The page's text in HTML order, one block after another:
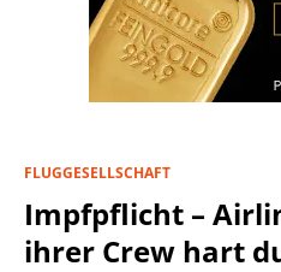
FLUGGESELLSCHAFT
Impfpflicht –
ihrer Crew hart